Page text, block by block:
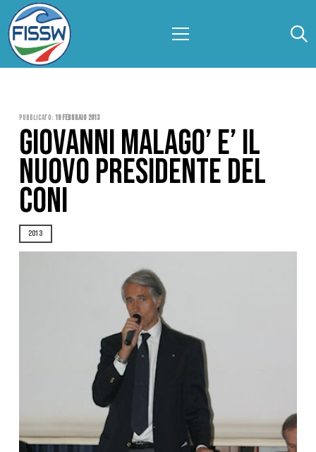
Pubblicato: 19 Febbraio 2013
GIOVANNI MALAGO’ E’ IL
NUOVO PRESIDENTE DEL
CONI
2013